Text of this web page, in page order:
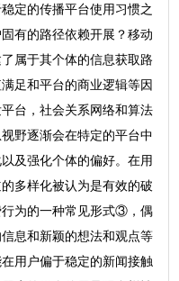
定的传播平台使用习惯之
有的路径依赖开展？移动
属于其个体的信息获取路
足和平台的商业逻辑等因
台，社会关系网络和算法
野逐渐会在特定的平台中
及强化个体的偏好。在用
多样化被认为是有效的破
为的一种常见形式③，偶
息和新颖的想法和观点等
用户偏于稳定的新闻接触